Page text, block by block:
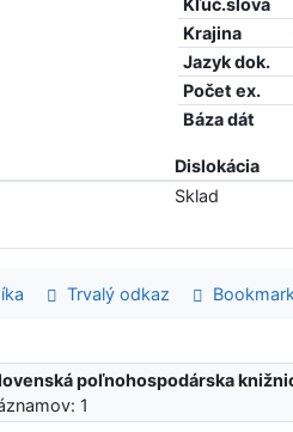
Krajina
Jazyk dok.
Počet ex.
Báza dát
Dislokácia
Sklad
Trvalý odkaz Bookmark
poľnohospodárska
1